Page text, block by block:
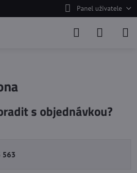
Panel uživatele
s objednávkou?
563